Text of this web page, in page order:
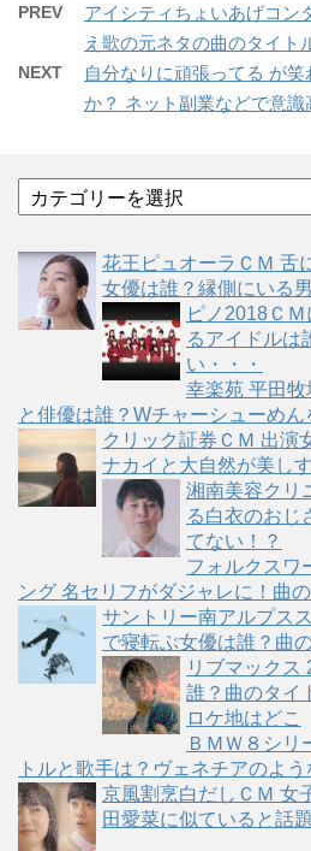
PREV
アイシティちょいあげコン
え歌の元ネタの曲のタイト
NEXT
自分なりに頑張ってる が
か？ ネット副業などで意
テ
リ
花王ピュオーラＣＭ 舌
女優は誰？縁側にいる
ピノ2018Ｃ
るアイドルは
い・・・
幸楽苑 平田
と俳優は誰？Wチャーシューめ
クリック証券ＣＭ 出演
ナカイと大自然が美し
湘南美容クリ
る白衣のおじ
てない！？
フォルクスワ
ング 名セリフがダジャレに！曲
サントリー南アルプス
で寝転ぶ女優は誰？曲
リブマックス
誰？曲のタイ
ロケ地はどこ
ＢＭＷ８シリ
トルと歌手は？ヴェネチアのよ
京風割烹白だしＣＭ 女
田愛菜に似ていると話題